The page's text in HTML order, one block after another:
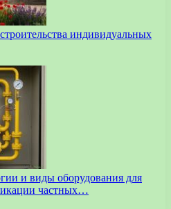
индивидуальных
и виды оборудования для
частных…